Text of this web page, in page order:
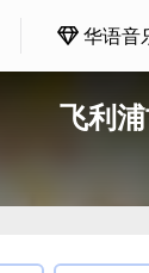
华语音
飞利